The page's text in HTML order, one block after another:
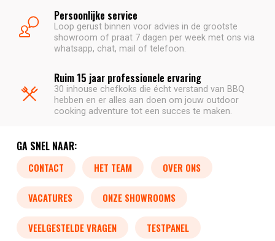
Persoonlijke service
Loop gerust binnen voor advies in de grootste
showroom of praat 7 dagen per week met ons via
whatsapp, chat, mail of telefoon.
Ruim 15 jaar professionele ervaring
30 inhouse chefkoks die écht verstand van BBQ
hebben en er alles aan doen om jouw outdoor
cooking adventure tot een succes te maken.
GA SNEL NAAR:
CONTACT HET TEAM OVER ONS
VACATURES ONZE SHOWROOMS
VEELGESTELDE VRAGEN TESTPANEL